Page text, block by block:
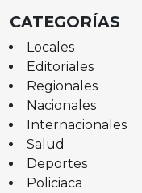
CATEGORÍAS
Locales
Editoriales
Regionales
Nacionales
Internacionales
Salud
Deportes
Policiaca